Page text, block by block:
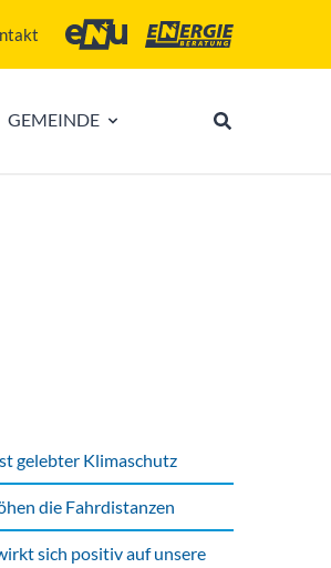
Energie- und Umweltagentur des
Energieberatung
GEMEINDE
gelebter Klimaschutz
die Fahrdistanzen
sich positiv auf unsere